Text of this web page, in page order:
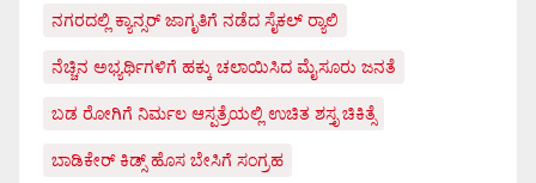
ನಗರದಲ್ಲಿ ಕ್ಯಾನ್ಸರ್ ಜಾಗೃತಿಗೆ ನಡೆದ ಸೈಕಲ್ ರ್‍ಯಾಲಿ
ನೆಚ್ಚಿನ ಅಭ್ಯರ್ಥಿಗಳಿಗೆ ಹಕ್ಕು ಚಲಾಯಿಸಿದ ಮೈಸೂರು ಜನತೆ
ಬಡ ರೋಗಿಗೆ ನಿರ್ಮಲ ಆಸ್ಪತ್ರೆಯಲ್ಲಿ ಉಚಿತ ಶಸ್ತೃ ಚಿಕಿತ್ಸೆ
ಬಾಡಿಕೇರ್ ಕಿಡ್ಸ್ ಹೊಸ ಬೇಸಿಗೆ ಸಂಗ್ರಹ